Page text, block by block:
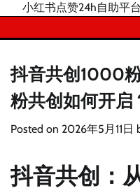
小红书点赞24h自助平
抖音共创1000
粉共创如何开启
Posted on 2026年5月11日
抖音共创：